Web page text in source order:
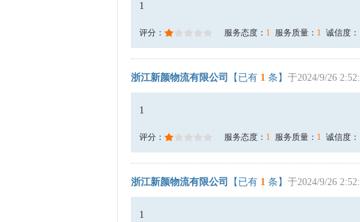
1
评分： 服务态度： 1 服务质量： 1 诚信度：
浙江新颜物流有限公司 【已有 1 条】 于2024/9/26
1
评分： 服务态度： 1 服务质量： 1 诚信度：
浙江新颜物流有限公司 【已有 1 条】 于2024/9/26
1